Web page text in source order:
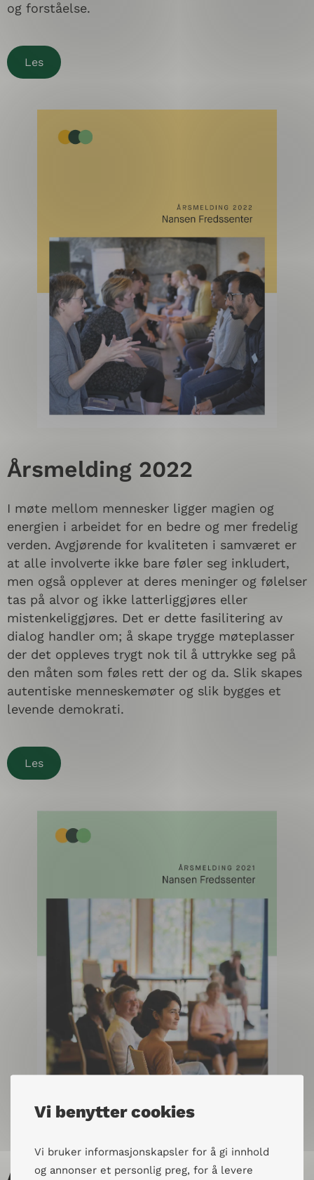
Vi benytter cookies
Vi bruker informasjonskapsler for å gi innhold
og annonser et personlig preg, for å levere
og forståelse.
Les
Årsmelding 2022
I møte mellom mennesker ligger magien og
energien i arbeidet for en bedre og mer fredelig
verden. Avgjørende for kvaliteten i samværet er
at alle involverte ikke bare føler seg inkludert,
men også opplever at deres meninger og følelser
tas på alvor og ikke latterliggjøres eller
mistenkeliggjøres. Det er dette fasilitering av
dialog handler om; å skape trygge møteplasser
der det oppleves trygt nok til å uttrykke seg på
den måten som føles rett der og da. Slik skapes
autentiske menneskemøter og slik bygges et
levende demokrati.
Les
Årsmelding 2021